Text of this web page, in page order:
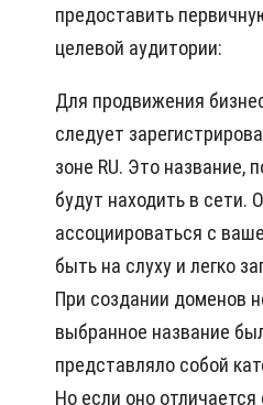
предоставить
целевой аудитории:
Для продвижения
следует
зоне RU. Это название,
будут находить в сети.
ассоциироваться с
быть на слуху и легко
При создании доменов
выбранное название
представляло собой
Но если оно отличается